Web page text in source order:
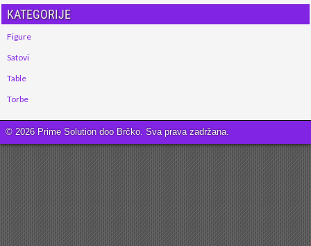
KATEGORIJE
Figure
Satovi
Table
Torbe
© 2026 Prime Solution doo Brčko. Sva prava zadržana.